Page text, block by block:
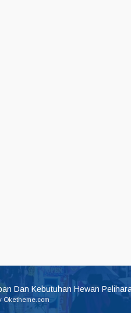
Dan Kebutuhan Hewan
Oketheme.com